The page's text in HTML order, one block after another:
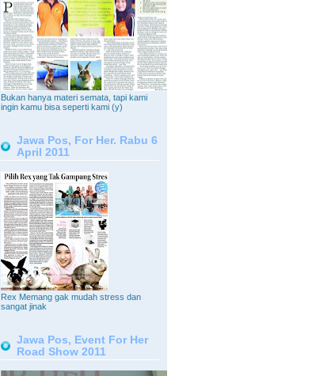
Bukan hanya materi semata, tapi kami
ingin kamu bisa seperti kami (y)
Jawa Pos, For Her. Rabu 6
April 2011
Rex Memang gak mudah stress dan
sangat jinak
Jawa Pos, Event For Her
Road Show 2011